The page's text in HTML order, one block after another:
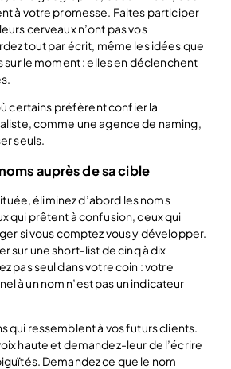
à votre promesse. Faites participer
cerveaux n’ont pas vos
tout par écrit, même les idées que
sur le moment : elles en déclenchent
certains préfèrent confier la
comme une agence de naming,
seuls.
auprès de sa cible
éliminez d’abord les noms
qui prêtent à confusion, ceux qui
si vous comptez vous y développer.
sur une short-list de cinq à dix
pas seul dans votre coin : votre
à un nom n’est pas un indicateur
qui ressemblent à vos futurs clients.
haute et demandez-leur de l’écrire
Demandez ce que le nom